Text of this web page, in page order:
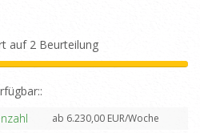
auf 2 Beurteilung
ab 6.230,00 EUR/Woche